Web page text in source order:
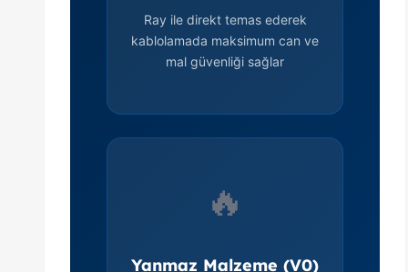
Ray ile direkt temas ederek
kablolamada maksimum can ve
mal güvenliği sağlar
🔥
Yanmaz Malzeme (V0)